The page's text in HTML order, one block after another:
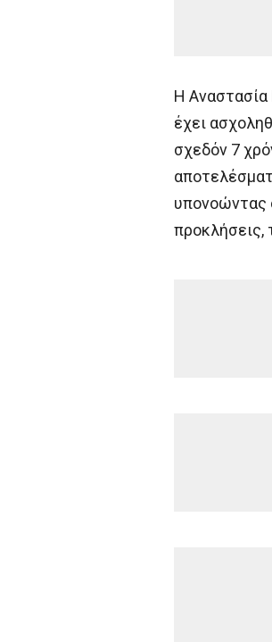
Η Αναστασία
έχει
σχεδόν 7
υπονοώντας
προκλήσεις,